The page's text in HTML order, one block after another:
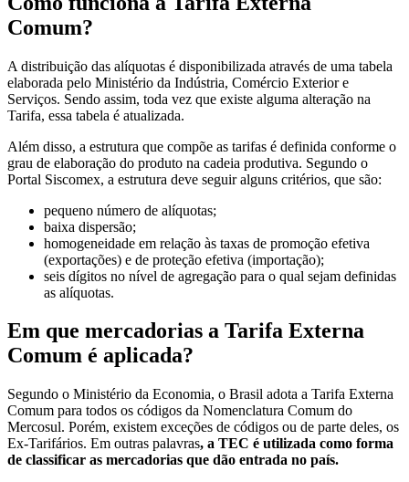
Comum?
A distribuição das alíquotas é disponibilizada através de uma tabela
elaborada pelo Ministério da Indústria, Comércio Exterior e
Serviços. Sendo assim, toda vez que existe alguma alteração na
Tarifa, essa tabela é atualizada.
Além disso, a estrutura que compõe as tarifas é definida conforme o
grau de elaboração do produto na cadeia produtiva. Segundo o
Portal Siscomex, a estrutura deve seguir alguns critérios, que são:
pequeno número de alíquotas;
baixa dispersão;
homogeneidade em relação às taxas de promoção efetiva
(exportações) e de proteção efetiva (importação);
seis dígitos no nível de agregação para o qual sejam definidas
as alíquotas.
Em que mercadorias a Tarifa Externa
Comum é aplicada?
Segundo o Ministério da Economia, o Brasil adota a Tarifa Externa
Comum para todos os códigos da Nomenclatura Comum do
Mercosul. Porém, existem exceções de códigos ou de parte deles, os
Ex-Tarifários. Em outras palavras, a TEC é utilizada como forma
de classificar as mercadorias que dão entrada no país.